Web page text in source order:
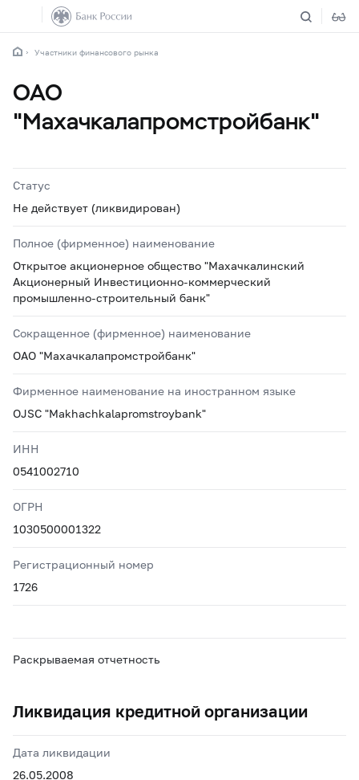
Участники финансового рынка
ОАО
"Махачкалапромстройбанк"
Статус
Не действует (ликвидирован)
Полное (фирменное) наименование
Открытое акционерное общество "Махачкалинский
Акционерный Инвестиционно-коммерческий
промышленно-строительный банк"
Сокращенное (фирменное) наименование
ОАО "Махачкалапромстройбанк"
Фирменное наименование на иностранном языке
OJSC "Makhachkalapromstroybank"
ИНН
0541002710
ОГРН
1030500001322
Регистрационный номер
1726
Раскрываемая отчетность
Ликвидация кредитной организации
Дата ликвидации
26.05.2008